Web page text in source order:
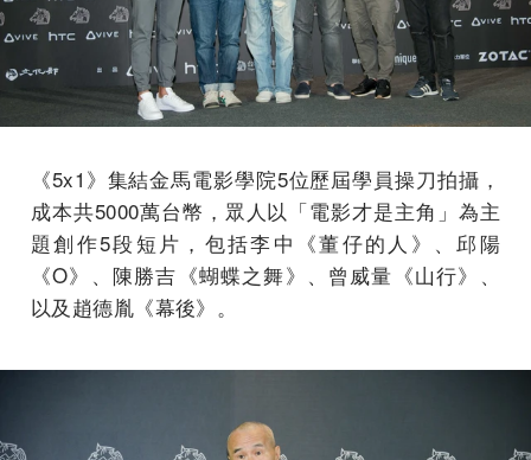
《5x1》集結金馬電影學院5位歷屆學員操刀拍攝，
成本共5000萬台幣，眾人以「電影才是主角」為主
題創作5段短片，包括李中《董仔的人》、邱陽
《O》、陳勝吉《蝴蝶之舞》、曾威量《山行》、
以及趙德胤《幕後》。